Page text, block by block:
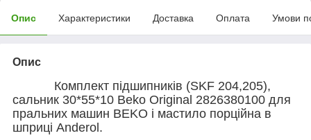
Опис Характеристики Доставка Оплата Умови
Опис
Комплект підшипників (SKF 204,205),
сальник 30*55*10 Beko Original 2826380100 для
пральних машин BEKO і мастило порційна в
шприці Anderol.